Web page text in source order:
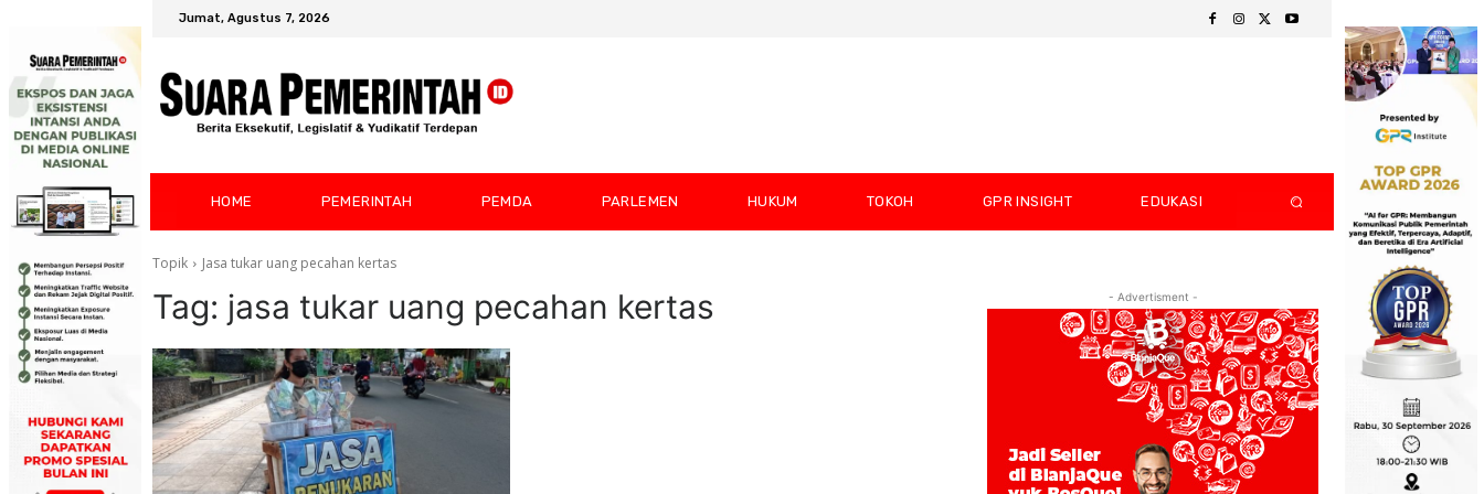
Jumat, Agustus 7, 2026
HOME PEMERINTAH PEMDA PARLEMEN HUKUM TOKOH GPR INSIGHT EDUKASI
Topik Jasa tukar uang pecahan kertas
Tag: jasa tukar uang pecahan kertas - Advertisment -